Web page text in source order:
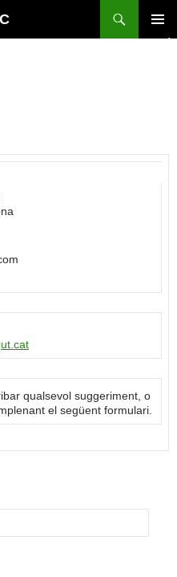
qualsevol suggeriment, o
el següent formulari.